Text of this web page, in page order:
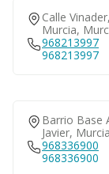
Calle
Murcia,
968213997
968213997
Barrio Base
Javier, Murcia
968336900
968336900